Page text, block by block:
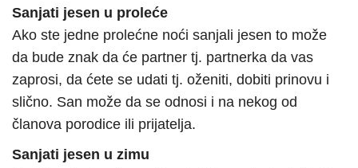
Sanjati jesen u proleće
Ako ste jedne prolećne noći sanjali jesen to može
da bude znak da će partner tj. partnerka da vas
zaprosi, da ćete se udati tj. oženiti, dobiti prinovu i
slično. San može da se odnosi i na nekog od
članova porodice ili prijatelja.
Sanjati jesen u zimu